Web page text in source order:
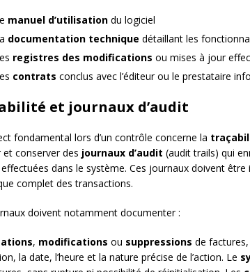
manuel d’utilisation du logiciel
documentation technique détaillant les
registres des modifications ou mises à jour
contrats conclus avec l’éditeur ou le prestataire
et journaux d’audit
fondamental lors d’un contrôle concerne la
et conserver des journaux d’audit (audit trails) qui
dans le système. Ces journaux doivent
complet des transactions.
doivent notamment documenter :
, modifications ou suppressions de factures,
la date, l’heure et la nature précise de l’action. Le